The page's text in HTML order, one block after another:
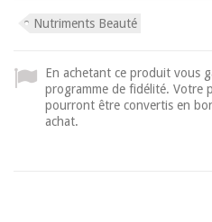
Nutriments Beauté
En achetant ce produit vous
programme de fidélité. Votre
pourront être convertis en
achat.